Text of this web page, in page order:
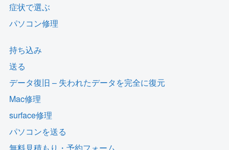
症状で選ぶ
パソコン修理
持ち込み
送る
データ復旧 – 失われたデータを完全に復元
Mac修理
surface修理
パソコンを送る